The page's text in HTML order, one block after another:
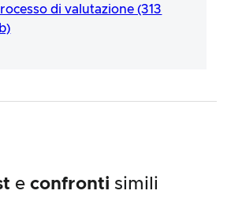
di valutazione (313
e confronti simili